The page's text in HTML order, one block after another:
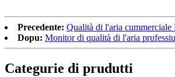
Precedente: Qualità di l'aria cummerciale
Dopu: Monitor di qualità di l'aria
Categurie di prudutti